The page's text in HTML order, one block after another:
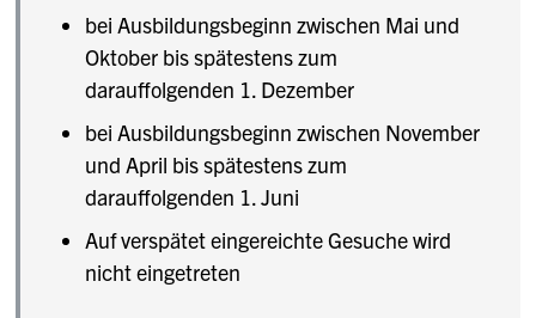
bei Ausbildungsbeginn zwischen Mai und
Oktober bis spätestens zum
darauffolgenden 1. Dezember
bei Ausbildungsbeginn zwischen November
und April bis spätestens zum
darauffolgenden 1. Juni
Auf verspätet eingereichte Gesuche wird
nicht eingetreten